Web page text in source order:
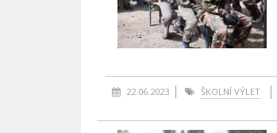
22.06.2023 ŠKOLNÍ VÝLET